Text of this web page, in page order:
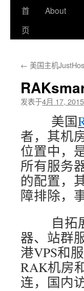
首
页
About
← 美国主机
发表于4月 17, 2015
美国
者，其机
位置中，
所有服务
的配置，
障排除，
自拓展
器、站群
港VPS和
RAK机房
连，国内